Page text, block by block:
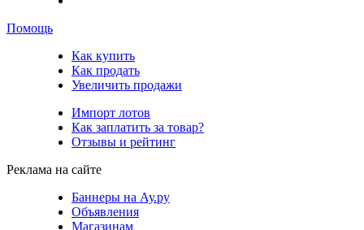
Помощь
Как купить
Как продать
Увеличить продажи
Импорт лотов
Как заплатить за товар?
Отзывы и рейтинг
Реклама на сайте
Баннеры на Ау.ру
Объявления
Магазинам